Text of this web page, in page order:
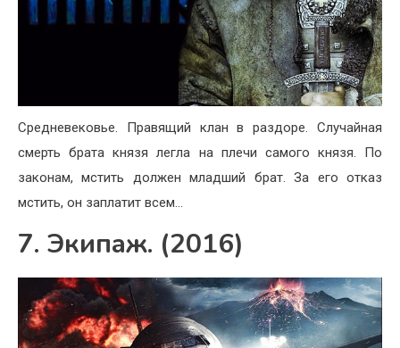
Средневековье. Правящий клан в раздоре. Случайная
смерть брата князя легла на плечи самого князя. По
законам, мстить должен младший брат. За его отказ
мстить, он заплатит всем…
7. Экипаж. (2016)